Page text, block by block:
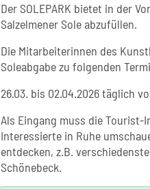
Der SOLEPARK bietet in der
Salzelmener Sole abzufüllen.
Die Mitarbeiterinnen des
Soleabgabe zu folgenden
26.03. bis 02.04.2026 täglich
Als Eingang muss die
Interessierte in Ruhe
entdecken, z.B.
Schönebeck.